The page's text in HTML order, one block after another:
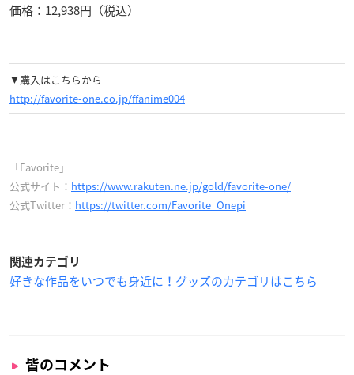
価格：12,938円（税込）
▼購入はこちらから
http://favorite-one.co.jp/ffanime004
「Favorite」
公式サイト： https://www.rakuten.ne.jp/gold/favorite-one/
公式Twitter： https://twitter.com/Favorite_Onepi
関連カテゴリ
好きな作品をいつでも身近に！グッズのカテゴリはこちら
皆のコメント